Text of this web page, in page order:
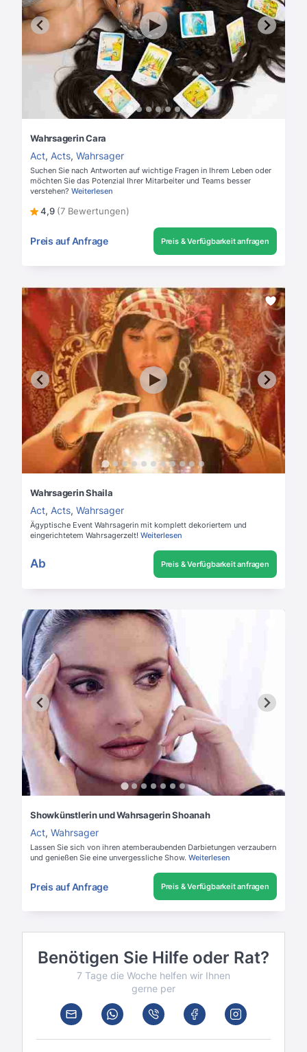
Wahrsagerin Cara
Act, Acts, Wahrsager
Suchen Sie nach Antworten auf wichtige Fragen in Ihrem Leben oder
möchten Sie das Potenzial Ihrer Mitarbeiter und Teams besser
verstehen? Weiterlesen
4,9 (7 Bewertungen)
Preis auf Anfrage Preis & Verfügbarkeit anfragen
Wahrsagerin Shaila
Act, Acts, Wahrsager
Ägyptische Event Wahrsagerin mit komplett dekoriertem und
eingerichtetem Wahrsagerzelt! Weiterlesen
Ab Preis & Verfügbarkeit anfragen
Showkünstlerin und Wahrsagerin Shoanah
Act, Wahrsager
Lassen Sie sich von ihren atemberaubenden Darbietungen verzaubern
und genießen Sie eine unvergessliche Show. Weiterlesen
Preis auf Anfrage Preis & Verfügbarkeit anfragen
Benötigen Sie Hilfe oder Rat?
7 Tage die Woche helfen wir Ihnen
gerne per